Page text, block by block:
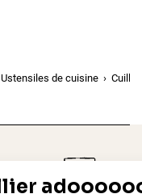
Ustensiles de cuisine